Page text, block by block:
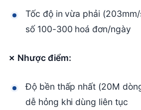
Tốc độ in vừa phải
số 100-300 hoá đơn/ngày
✗ Nhược điểm:
Độ bền thấp nhất (20M
dễ hỏng khi dùng liên tục